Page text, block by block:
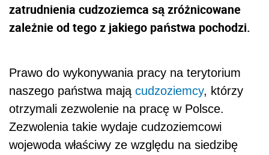
zatrudnienia cudzoziemca są zróżnicowane
zależnie od tego z jakiego państwa pochodzi.
Prawo do wykonywania pracy na terytorium
naszego państwa mają cudzoziemcy, którzy
otrzymali zezwolenie na pracę w Polsce.
Zezwolenia takie wydaje cudzoziemcowi
wojewoda właściwy ze względu na siedzibę